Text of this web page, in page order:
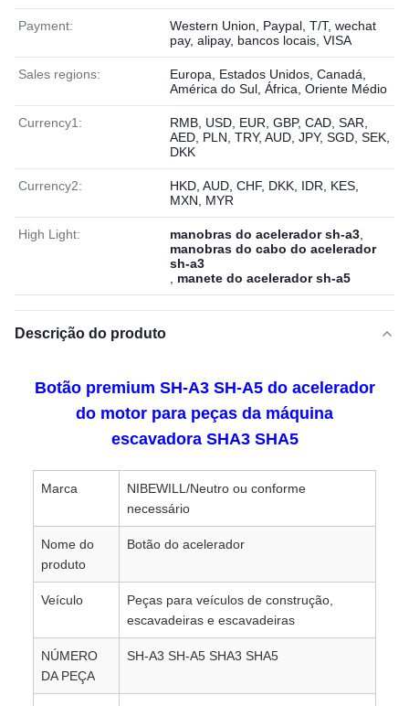
Payment:
Western Union, Paypal, T/T, wechat
pay, alipay, bancos locais, VISA
Sales regions:
Europa, Estados Unidos, Canadá,
América do Sul, África, Oriente Médio
Currency1:
RMB, USD, EUR, GBP, CAD, SAR,
AED, PLN, TRY, AUD, JPY, SGD, SEK,
DKK
Currency2:
HKD, AUD, CHF, DKK, IDR, KES,
MXN, MYR
High Light: manobras do acelerador sh-a3
manobras do cabo do acelerador
sh-a3
manete do acelerador sh-a5
Descrição do produto
Botão premium SH-A3 SH-A5 do acelerador
do motor para peças da máquina
escavadora SHA3 SHA5
Marca
NIBEWILL/Neutro ou conforme
necessário
Nome do
produto
Botão do acelerador
Veículo
Peças para veículos de construção,
escavadeiras e escavadeiras
NÚMERO
DA PEÇA
SH-A3 SH-A5 SHA3 SHA5